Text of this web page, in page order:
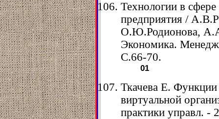
Технологии в
предприятия /
О.Ю.Родионова,
Экономика.
С.66-70.
01
Ткачева Е. Функции
виртуальной
практики управл. -